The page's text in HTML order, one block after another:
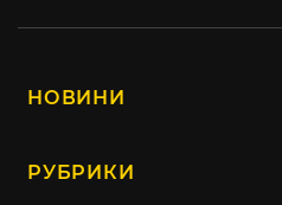
НОВИНИ
РУБРИКИ